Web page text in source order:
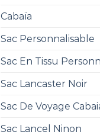
Cabaïa
Sac Personnalisable
Sac En Tissu
Sac Lancaster Noir
Sac De Voyage
Sac Lancel Ninon